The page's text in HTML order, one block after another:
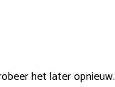
het later opnieuw.